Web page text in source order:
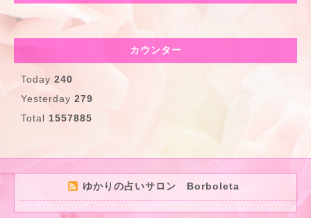
カウンター
Today 240
Yesterday 279
Total 1557885
ゆかりの占いサロン Borboleta